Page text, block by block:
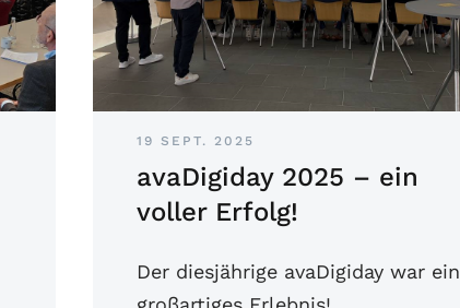
19 SEPT. 2025
avaDigiday 2025 – ein
voller Erfolg!
Der diesjährige avaDigiday war ein